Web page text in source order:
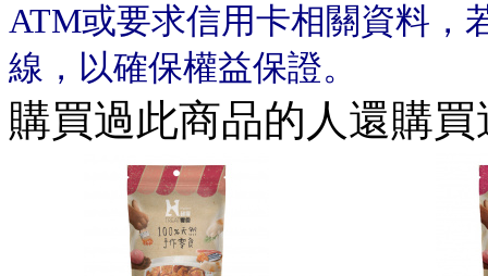
ATM或要求信用卡相關資料，
線，以確保權益保證。
購買過此商品的人還購買